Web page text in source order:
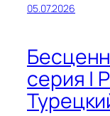
05.07.2026
серия |